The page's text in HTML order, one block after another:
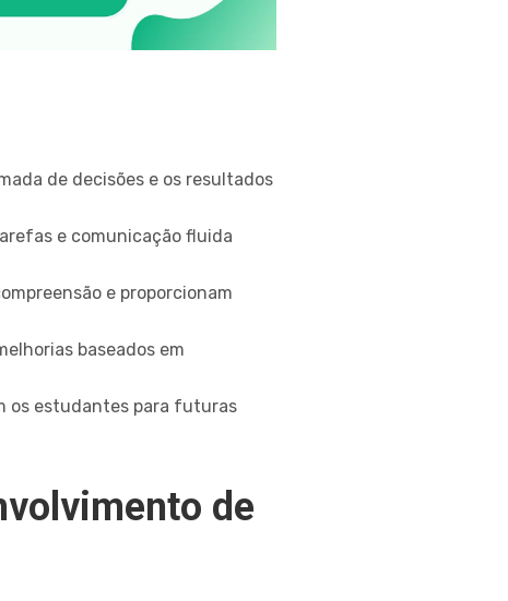
de decisões e os resultados
e comunicação fluida
e proporcionam
baseados em
os estudantes para futuras
de